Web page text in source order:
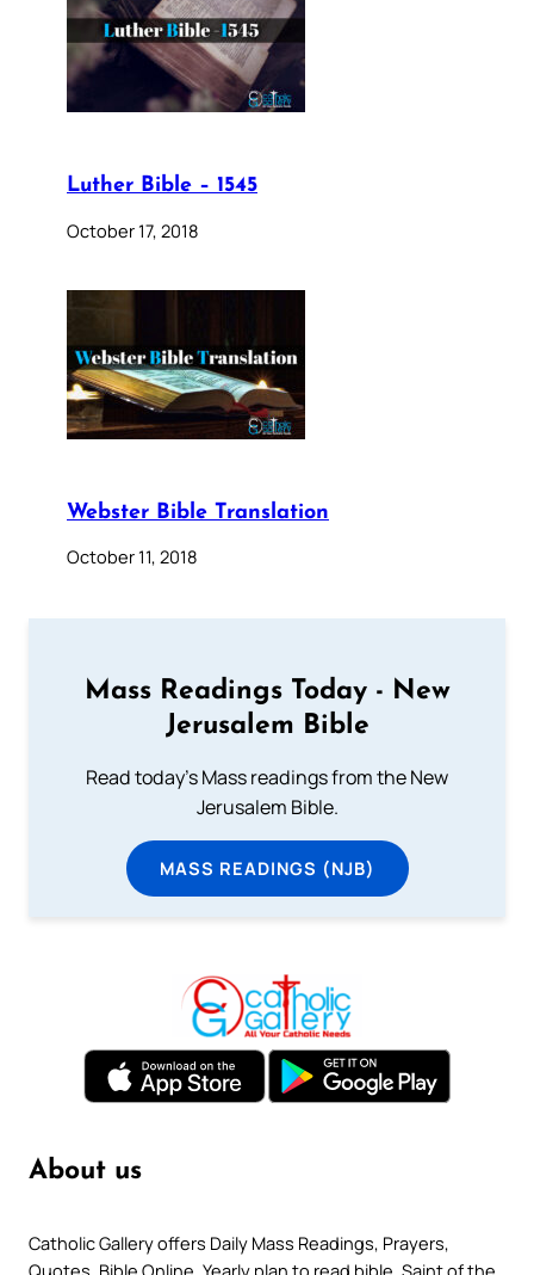
Luther Bible – 1545
October 17, 2018
Webster Bible Translation
October 11, 2018
Mass Readings Today - New
Jerusalem Bible
Read today's Mass readings from the New
Jerusalem Bible.
MASS READINGS (NJB)
About us
Catholic Gallery offers Daily Mass Readings, Prayers,
Quotes, Bible Online, Yearly plan to read bible, Saint of the